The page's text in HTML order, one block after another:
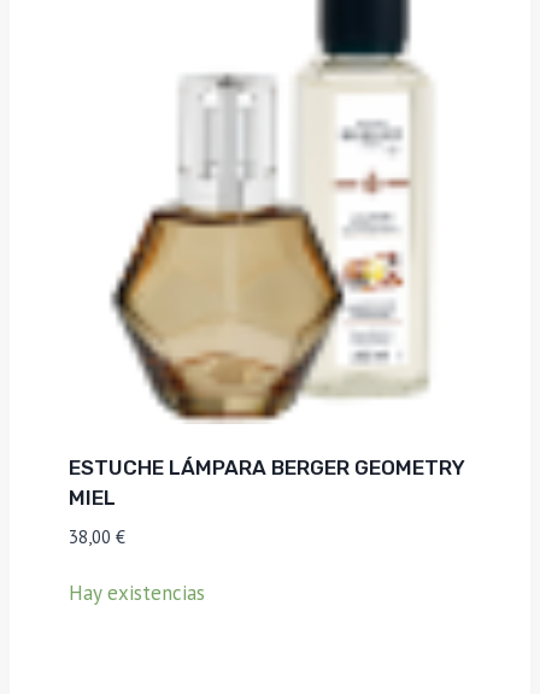
ESTUCHE LÁMPARA BERGER GEOMETRY
MIEL
38,00 €
Hay existencias